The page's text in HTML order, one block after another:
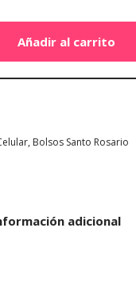
Añadir al carrito
, Bolsos Santo Rosario
adicional